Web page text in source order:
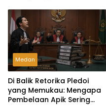
Medan
Di Balik Retorika Pledoi
yang Memukau: Mengapa
Pembelaan Apik Sering